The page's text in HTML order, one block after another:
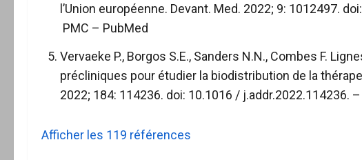
l’Union européenne. Devant. Med. 2022; 9: 1012497.
PMC – PubMed
Vervaeke P., Borgos S.E., Sanders N.N., Combes F.
précliniques pour étudier la biodistribution de la
2022; 184: 114236. doi: 10.1016 / j.addr.2022.114236. –
Afficher les 119 références